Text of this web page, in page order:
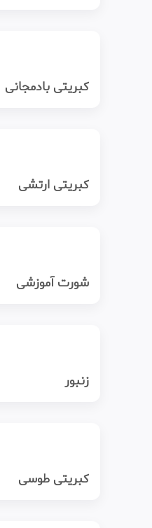
کبریتی بادمجانی
کبریتی ارتشی
شورت آموزشی
زنبور
کبریتی طوسی